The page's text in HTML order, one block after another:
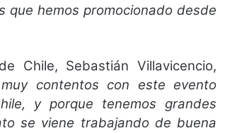
que hemos promocionado desde
Chile, Sebastián Villavicencio,
contentos con este evento
y porque tenemos grandes
se viene trabajando de buena